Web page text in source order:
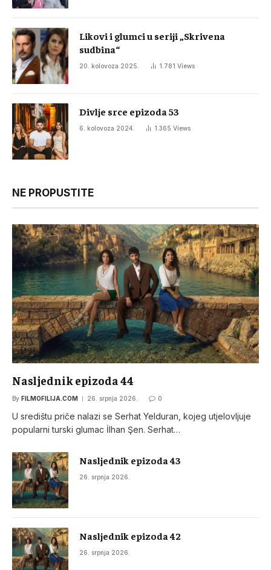
Likovi i glumci u seriji „Skrivena
sudbina“
20. kolovoza 2025. 1.781 Views
Divlje srce epizoda 53
6. kolovoza 2024. 1.365 Views
NE PROPUSTITE
Nasljednik epizoda 44
By FILMOFILIJA.COM 26. srpnja 2026. 0
U središtu priče nalazi se Serhat Yelduran, kojeg utjelovljuje
popularni turski glumac İlhan Şen. Serhat…
Nasljednik epizoda 43
26. srpnja 2026.
Nasljednik epizoda 42
26. srpnja 2026.